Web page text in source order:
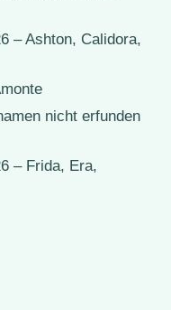
– Ashton, Calidora,
nicht erfunden
– Frida, Era,